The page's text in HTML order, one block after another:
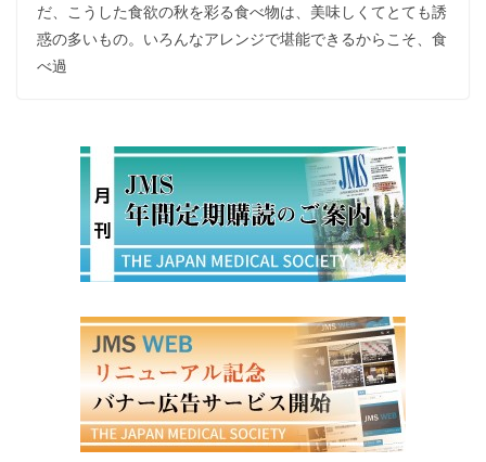
だ、こうした食欲の秋を彩る食べ物は、美味しくてとても誘
惑の多いもの。いろんなアレンジで堪能できるからこそ、食
べ過